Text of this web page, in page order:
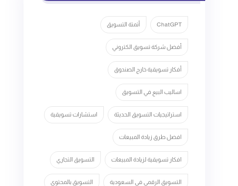
ChatGPT أتمتة التسويق
أفضل شركة تسويق الكتروني
أفكار تسويقية خارج الصندوق
اساليب البيع في التسويق
استراتيجيات التسويق الحديثة استشارات تسويقية
افضل طرق زيادة المبيعات
افكار تسويقية لزيادة المبيعات التسويق التجاري
التسويق الرقمي في السعودية التسويق بالمحتوى